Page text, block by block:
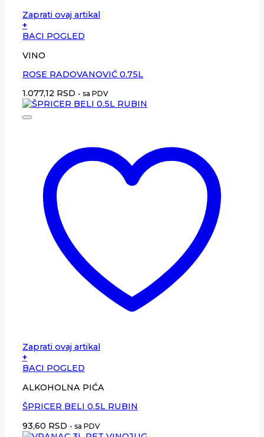
Zaprati ovaj artikal
+
BACI POGLED
VINO
ROSE RADOVANOVIĆ 0.75L
1.077,12 RSD - sa PDV
Zaprati ovaj artikal
+
BACI POGLED
ALKOHOLNA PIĆA
ŠPRICER BELI 0.5L RUBIN
93,60 RSD - sa PDV